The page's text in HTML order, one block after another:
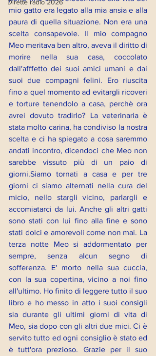
Dirette radio 2026
mio gatto era legato alla mia ansia e alla
paura di quella situazione. Non era una
scelta consapevole. Il mio compagno
Meo meritava ben altro, aveva il diritto di
morire nella sua casa, coccolato
dall'afffetto dei suoi amici umani e dai
suoi due compagni felini. Ero riuscita
fino a quel momento ad evitargli ricoveri
e torture tenendolo a casa, perchè ora
avrei dovuto tradirlo? La veterinaria è
stata molto carina, ha condiviso la nostra
scelta e ci ha spiegato a cosa saremmo
andati incontro, dicendoci che Meo non
sarebbe vissuto più di un paio di
giorni.Siamo tornati a casa e per tre
giorni ci siamo alternati nella cura del
micio, nello stargli vicino, parlargli e
accomiatarci da lui. Anche gli altri gatti
sono stati con lui fino alla fine e sono
stati dolci e amorevoli come non mai. La
terza notte Meo si addormentato per
sempre, senza alcun segno di
sofferenza. E' morto nella sua cuccia,
con la sua copertina, vicino a noi fino
all'ultimo. Ho finito di leggere tutto il suo
libro e ho messo in atto i suoi consigli
sia durante gli ultimi giorni di vita di
Meo, sia dopo con gli altri due mici. Ci è
servito tutto ed ogni consiglio è stato ed
è tutt'ora prezioso. Grazie per il suo